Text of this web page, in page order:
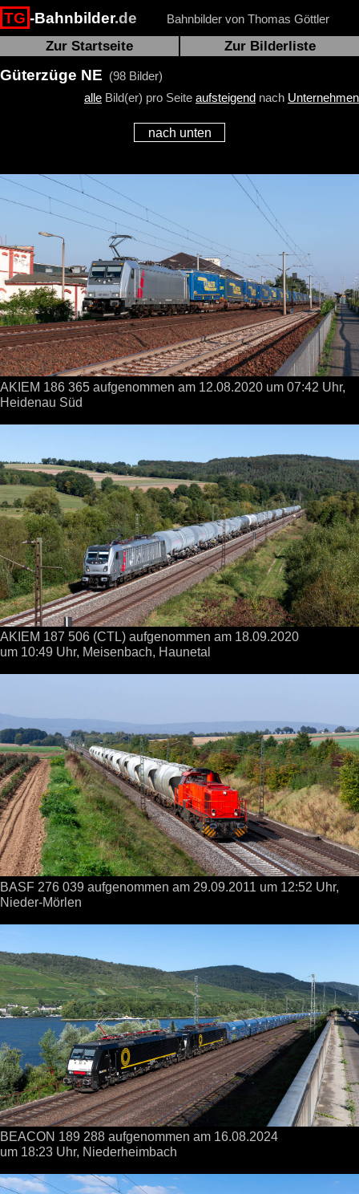
TG -Bahnbilder.de Bahnbilder von Thomas Göttler
Zur Startseite Zur Bilderliste
Güterzüge NE (98 Bilder)
alle Bild(er) pro Seite aufsteigend nach Unternehmen
nach unten
AKIEM 186 365 aufgenommen am 12.08.2020 um 07:42 Uhr,
Heidenau Süd
AKIEM 187 506 (CTL) aufgenommen am 18.09.2020
um 10:49 Uhr, Meisenbach, Haunetal
BASF 276 039 aufgenommen am 29.09.2011 um 12:52 Uhr,
Nieder-Mörlen
BEACON 189 288 aufgenommen am 16.08.2024
um 18:23 Uhr, Niederheimbach